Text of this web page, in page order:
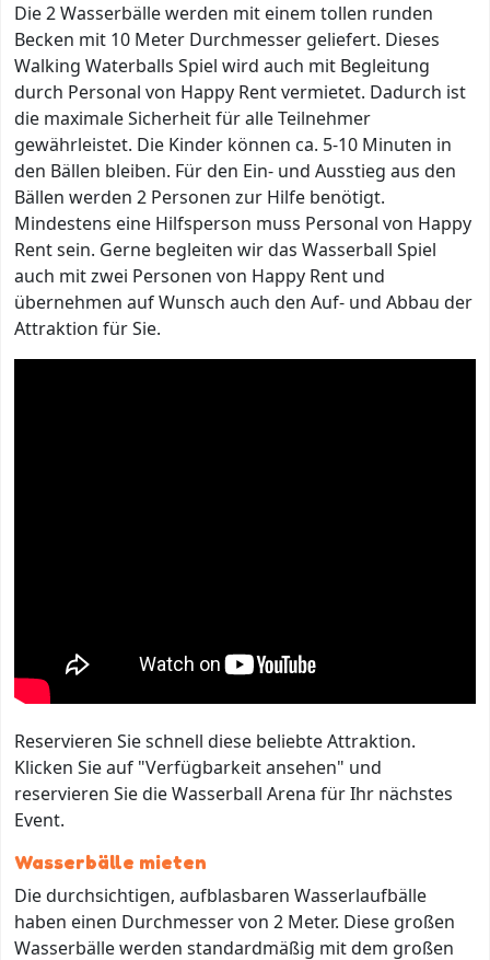
Die 2 Wasserbälle werden mit einem tollen runden
Becken mit 10 Meter Durchmesser geliefert. Dieses
Walking Waterballs Spiel wird auch mit Begleitung
durch Personal von Happy Rent vermietet. Dadurch ist
die maximale Sicherheit für alle Teilnehmer
gewährleistet. Die Kinder können ca. 5-10 Minuten in
den Bällen bleiben. Für den Ein- und Ausstieg aus den
Bällen werden 2 Personen zur Hilfe benötigt.
Mindestens eine Hilfsperson muss Personal von Happy
Rent sein. Gerne begleiten wir das Wasserball Spiel
auch mit zwei Personen von Happy Rent und
übernehmen auf Wunsch auch den Auf- und Abbau der
Attraktion für Sie.
Reservieren Sie schnell diese beliebte Attraktion.
Klicken Sie auf "Verfügbarkeit ansehen" und
reservieren Sie die Wasserball Arena für Ihr nächstes
Event.
Wasserbälle mieten
Die durchsichtigen, aufblasbaren Wasserlaufbälle
haben einen Durchmesser von 2 Meter. Diese großen
Wasserbälle werden standardmäßig mit dem großen